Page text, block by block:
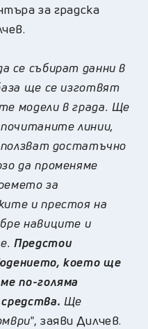
за градска
се събират данни в
ще се изготвят
модели в града. Ще
линии,
достатъчно
да променяме
за
и престоя на
навиците и
Предстои
което ще
по-голяма
Ще
", заяви Дилчев.